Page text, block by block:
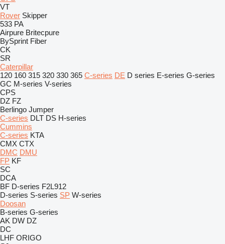
VT
Rover Skipper
533 PA
Airpure Britecpure
BySprint Fiber
CK
SR
Caterpillar
120 160 315 320 330 365 C-series DE D series E-series G-series
GC M-series V-series
CPS
DZ FZ
Berlingo Jumper
C-series DLT DS H-series
Cummins
C-series KTA
CMX CTX
DMC DMU
FP KF
SC
DCA
BF D-series F2L912
D-series S-series SP W-series
Doosan
B-series G-series
AK DW DZ
DC
LHF ORIGO